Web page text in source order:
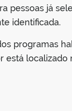
pessoas já
identificada.
programas
localizado